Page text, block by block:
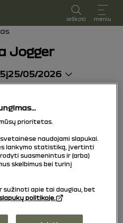
ieškoti meniu
Jogger
į25/05/2026
prioritetas.
svetainėse naudojami slapukai.
lankymo statistiką, įvertinti
suasmenintus ir (arba)
skelbimus bei turinį
sužinoti apie tai daugiau, bet
politikoje.